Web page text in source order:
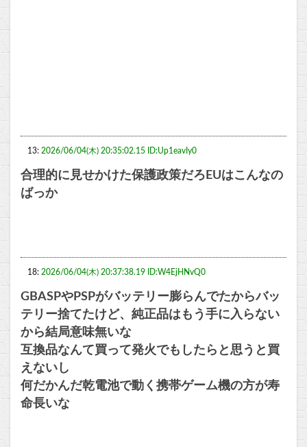
13: 2026/06/04(木) 20:35:02.15 ID:Up1eavIy0
合理的に見せかけた保護政策だろEUはこんなの
ばっか
18: 2026/06/04(木) 20:37:38.19 ID:W4EjHNvQ0
GBASPやPSPがバッテリー膨らんでたからバッ
テリー捨てたけど、純正品はもう手に入らない
から結局意味無いな
互換品なんて買って発火でもしたらと思うと買
えないし
何だかんだ乾電池で動く携帯ゲーム機の方が寿
命長いな